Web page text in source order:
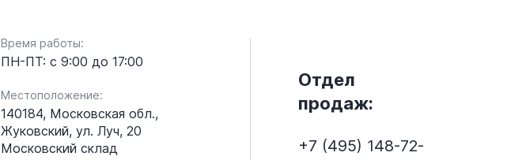
Время работы:
ПН-ПТ: с 9:00 до 17:00
Местоположение:
140184, Московская обл.,
Жуковский, ул. Луч, 20
Московский склад
Отдел
продаж:
+7 (495) 148-72-